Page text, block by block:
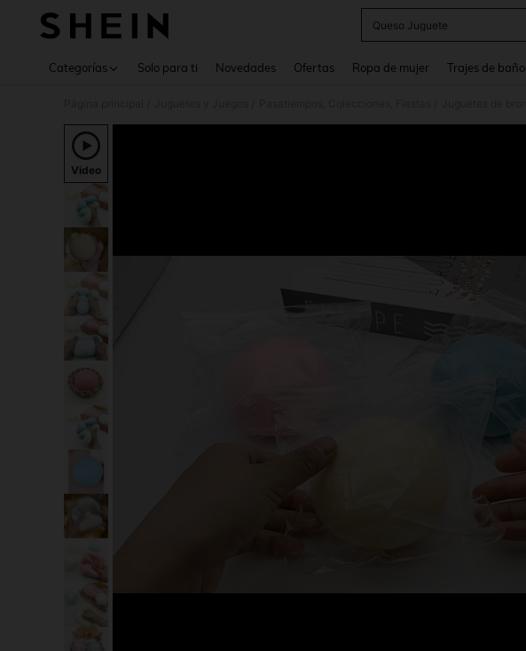
Queso Juguete
Categorías Solo para ti Novedades Ofertas Ropa de mujer Trajes de baño
Video